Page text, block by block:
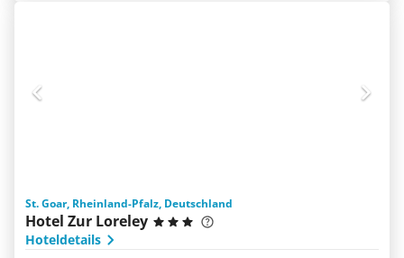
St. Goar, Rheinland-Pfalz, Deutschland
Hotel Zur Loreley
Hoteldetails